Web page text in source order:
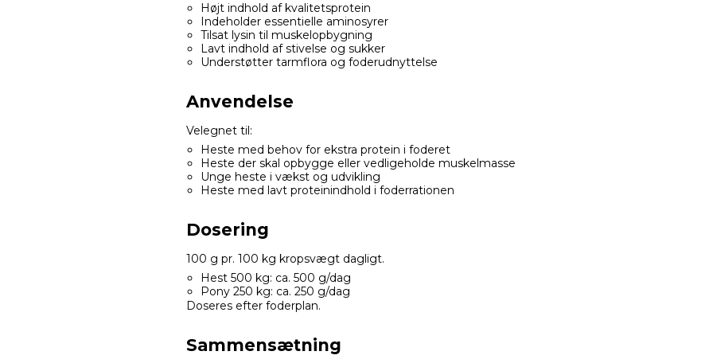
Højt indhold af kvalitetsprotein
Indeholder essentielle aminosyrer
Tilsat lysin til muskelopbygning
Lavt indhold af stivelse og sukker
Understøtter tarmflora og foderudnyttelse
Anvendelse
Velegnet til:
Heste med behov for ekstra protein i foderet
Heste der skal opbygge eller vedligeholde muskelmasse
Unge heste i vækst og udvikling
Heste med lavt proteinindhold i foderrationen
Dosering
100 g pr. 100 kg kropsvægt dagligt.
Hest 500 kg: ca. 500 g/dag
Pony 250 kg: ca. 250 g/dag
Doseres efter foderplan.
Sammensætning